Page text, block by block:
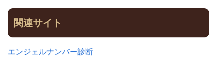
関連サイト
エンジェルナンバー診断